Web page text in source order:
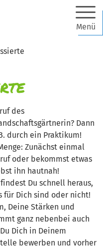
Menü
des
Dann
durch ein Praktikum!
Zunächst einmal
oder bekommst etwas
ihn hautnah!
Du schnell heraus,
für Dich sind oder nicht!
Deine Stärken und
ganz nebenbei auch
Dich in Deinem
bewerben und vorher